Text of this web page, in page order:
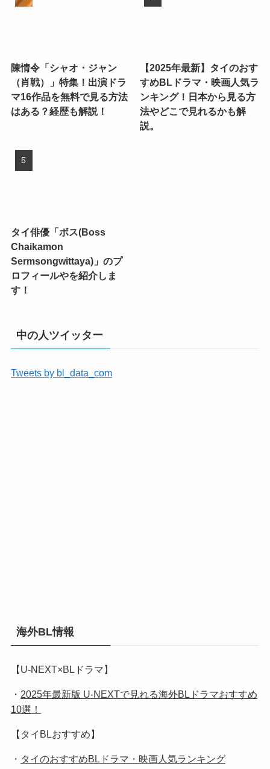
陳情令「シャオ・ジャン
（肖戦）」特集！出演ドラ
マ16作品を無料で見る方法
はある？経歴も解説！
【2025年最新】タイのおす
すめBLドラマ・映画人気ラ
ンキング！日本から見る方
法やどこで見れるかも解
説。
タイ俳優「ボス(Boss
Chaikamon
Sermsongwittaya)」のプ
ロフィールやを紹介しま
す！
中の人ツイッター
Tweets by bl_data_com
海外BL情報
【U-NEXT×BLドラマ】
・ 2025年最新版 U-NEXTで見れる海外BLドラマおすすめ
10選！
【タイBLおすすめ】
・ タイのおすすめBLドラマ・映画人気ランキング